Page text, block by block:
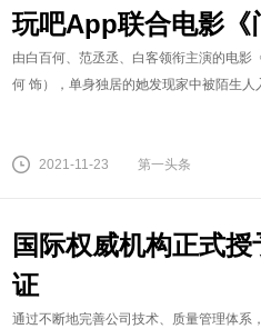
玩吧App联合电影《
由白百何、范丞丞、白客领衔主演的电影
何 饰），单身独居的她发现家中被陌生人
2021-11-23 第一头条
国际权威机构正式
证
通过不断地完善公司技术、质量管理体系